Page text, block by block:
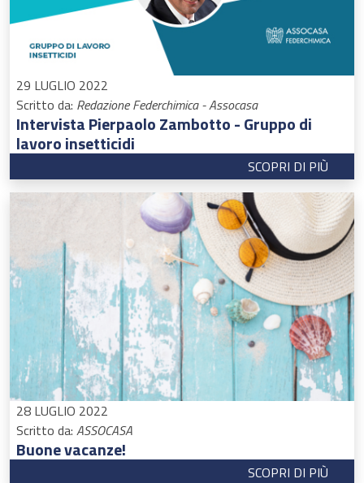
29 LUGLIO 2022
Scritto da: Redazione Federchimica - Assocasa
Intervista Pierpaolo Zambotto - Gruppo di
lavoro insetticidi
SCOPRI DI PIÙ
28 LUGLIO 2022
Scritto da: ASSOCASA
Buone vacanze!
SCOPRI DI PIÙ